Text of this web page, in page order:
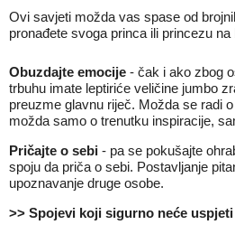
Ovi savjeti možda vas spase od
pronađete svoga princa ili princezu na
Obuzdajte emocije - čak i ako zbog
trbuhu imate leptiriće veličine jumbo
preuzme glavnu riječ. Možda se radi
možda samo o trenutku inspiracije,
Pričajte o sebi - pa se pokušajte
spoju da priča o sebi. Postavljanje
upoznavanje druge osobe.
>> Spojevi koji sigurno neće